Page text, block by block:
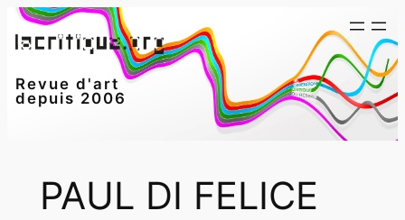
Aller
au
Revue d'art
depuis 2006
PAUL DI FELICE